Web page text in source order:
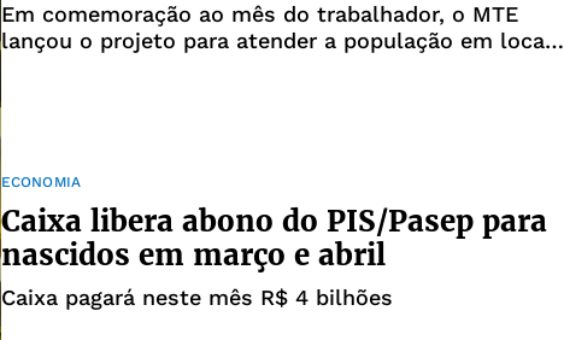
Em comemoração ao mês do trabalhador, o MTE
lançou o projeto para atender a população em locais
ECONOMIA
Caixa libera abono do PIS/Pasep para
nascidos em março e abril
Caixa pagará neste mês R$ 4 bilhões